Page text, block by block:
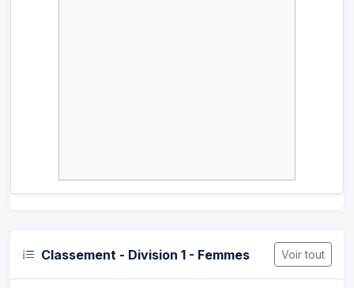
Classement - Division 1 - Femmes Voir tout